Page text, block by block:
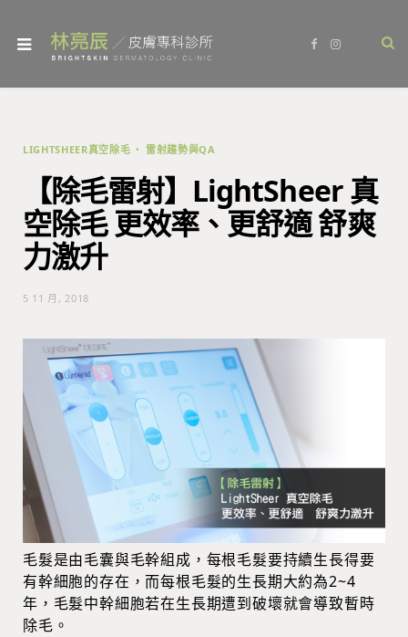
b
I
a
LIGHTSHEER真空除毛 雷射趨勢與QA
【除毛雷射】LightSheer 真
空除毛 更效率、更舒適 舒爽
力激升
5 11 月, 2018
毛髮是由毛囊與毛幹組成，每根毛髮要持續生長得要
有幹細胞的存在，而每根毛髮的生長期大約為2~4
年，毛髮中幹細胞若在生長期遭到破壞就會導致暫時
除毛。